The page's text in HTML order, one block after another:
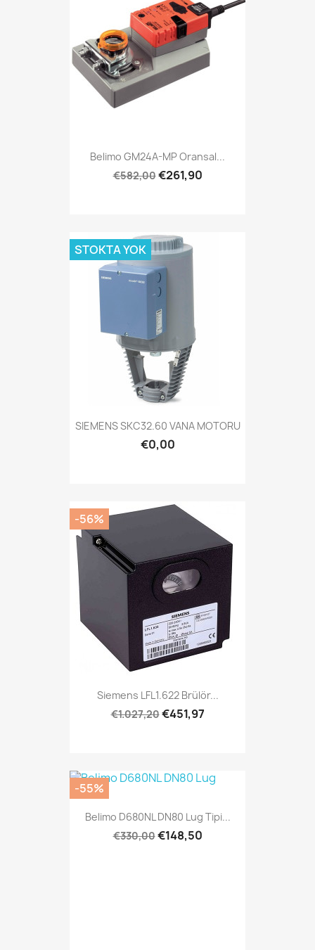
Belimo GM24A-MP Oransal...
€582,00€261,90
SIEMENS SKC32.60 VANA MOTORU
€0,00
STOKTA YOK
Siemens LFL1.622 Brülör...
€1.027,20€451,97
-56%
Belimo D680NL DN80 Lug Tipi...
€330,00€148,50
-55%